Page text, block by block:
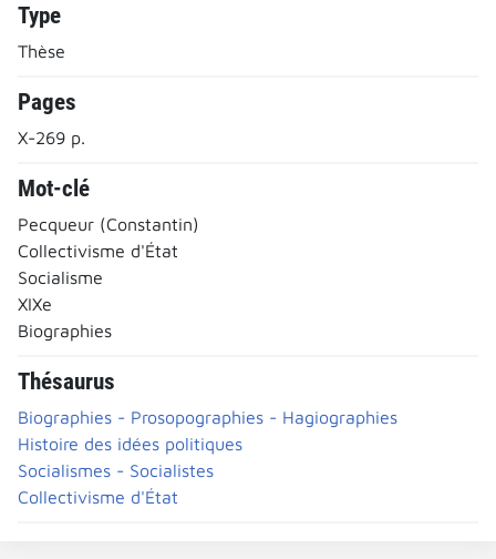
Type
Thèse
Pages
X-269 p.
Mot-clé
Pecqueur (Constantin)
Collectivisme d'État
Socialisme
XIXe
Biographies
Thésaurus
Biographies - Prosopographies - Hagiographies
Histoire des idées politiques
Socialismes - Socialistes
Collectivisme d'État